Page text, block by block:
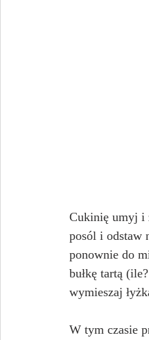
Cukinię umyj i
posól i odstaw
ponownie do
bułkę tartą
wymieszaj
W tym czasie